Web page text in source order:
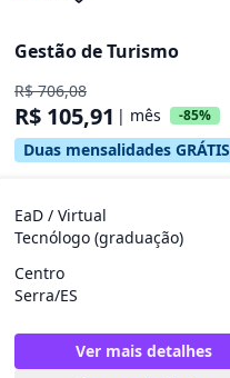
Gestão de Turismo
R$ 706,08
R$ 105,91 | mês -85%
Duas mensalidades GRÁTIS
EaD / Virtual
Tecnólogo (graduação)
Centro
Serra/ES
Ver mais detalhes